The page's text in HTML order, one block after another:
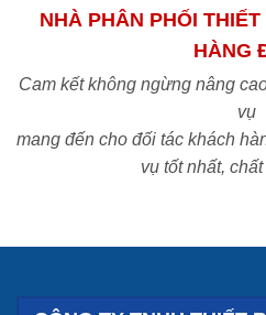
NHÀ PHÂN PHỐI
HÀNG
Cam kết không ngừng nâng
vụ
mang đến cho đối tác khách
vụ tốt nhất,